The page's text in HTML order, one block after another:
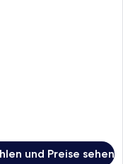
und Preise sehen